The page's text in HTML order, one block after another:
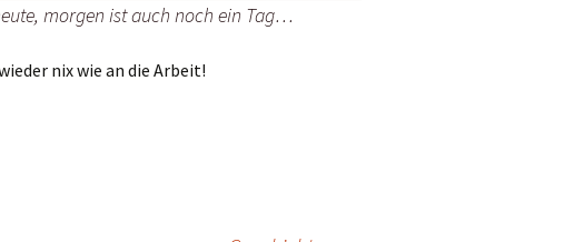
morgen ist auch noch ein Tag…
nix wie an die Arbeit!